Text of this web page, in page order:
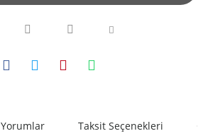
Yorumlar Taksit Seçenekleri